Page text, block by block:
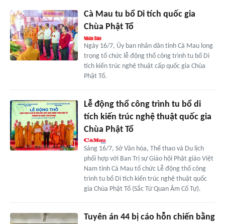
Cà Mau tu bổ Di tích quốc gia
Chùa Phật Tổ
Ngày 16/7, Ủy ban nhân dân tỉnh Cà Mau long
trọng tổ chức lễ động thổ công trình tu bổ Di
tích kiến trúc nghệ thuật cấp quốc gia Chùa
Phật Tổ.
Lễ động thổ công trình tu bổ di
tích kiến trúc nghệ thuật quốc gia
Chùa Phật Tổ
Sáng 16/7, Sở Văn hóa, Thể thao và Du lịch
phối hợp với Ban Trị sự Giáo hội Phật giáo Việt
Nam tỉnh Cà Mau tổ chức Lễ động thổ công
trình tu bổ Di tích kiến trúc nghệ thuật quốc
gia Chùa Phật Tổ (Sắc Tứ Quan Âm Cổ Tự).
Tuyên án 44 bị cáo hỗn chiến bằng